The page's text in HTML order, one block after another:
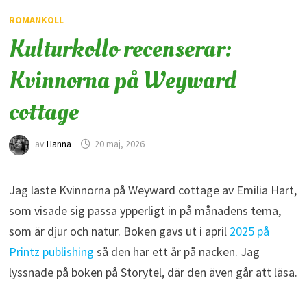
ROMANKOLL
Kulturkollo recenserar:
Kvinnorna på Weyward
cottage
av Hanna 20 maj, 2026
Jag läste Kvinnorna på Weyward cottage av Emilia Hart,
som visade sig passa ypperligt in på månadens tema,
som är djur och natur. Boken gavs ut i april 2025 på
Printz publishing så den har ett år på nacken. Jag
lyssnade på boken på Storytel, där den även går att läsa.